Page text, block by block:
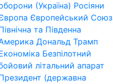
(Україна) Росіяни
Європейський Союз
та Південна
Дональд Трамп
Безпілотний
літальний апарат
(державна